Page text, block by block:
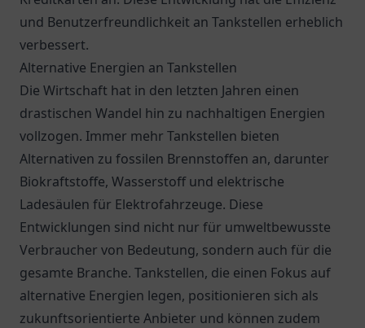
und Benutzerfreundlichkeit an Tankstellen erheblich
verbessert.
Alternative Energien an Tankstellen
Die Wirtschaft hat in den letzten Jahren einen
drastischen Wandel hin zu nachhaltigen Energien
vollzogen. Immer mehr Tankstellen bieten
Alternativen zu fossilen Brennstoffen an, darunter
Biokraftstoffe, Wasserstoff und elektrische
Ladesäulen für Elektrofahrzeuge. Diese
Entwicklungen sind nicht nur für umweltbewusste
Verbraucher von Bedeutung, sondern auch für die
gesamte Branche. Tankstellen, die einen Fokus auf
alternative Energien legen, positionieren sich als
zukunftsorientierte Anbieter und können zudem